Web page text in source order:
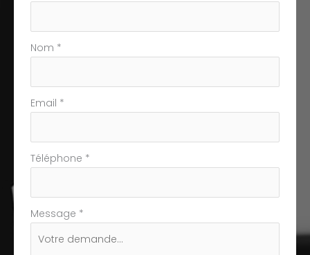
téléphone
Nom *
Email *
Téléphone *
Message *